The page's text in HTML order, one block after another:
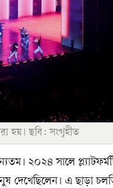
হয়। ছবি: সংগৃহীত
২০২৪ সালে
দেখেছিলেন। এ ছাড়া